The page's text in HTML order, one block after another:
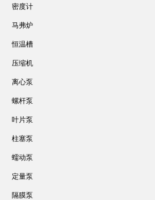
密度计
马弗炉
恒温槽
压缩机
离心泵
螺杆泵
叶片泵
柱塞泵
蠕动泵
定量泵
隔膜泵